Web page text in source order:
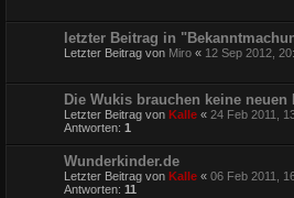
letzter Beitrag in
Letzter Beitrag von Miro « 12 Sep 2012,
Die Wukis brauchen keine neuen
Letzter Beitrag von Kalle « 24 Feb 2011,
Antworten: 1
Wunderkinder.de
Letzter Beitrag von Kalle « 06 Feb 2011,
Antworten: 11